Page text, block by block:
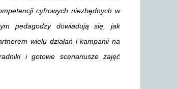
cyfrowych niezbędnych w
pedagodzy dowiadują się, jak
wielu działań i kampanii na
i gotowe scenariusze zajęć